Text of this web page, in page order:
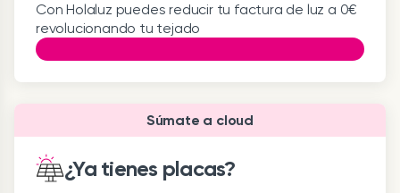
Con Holaluz puedes reducir tu factura de luz a 0€
revolucionando tu tejado
Súmate a cloud
¿Ya tienes placas?